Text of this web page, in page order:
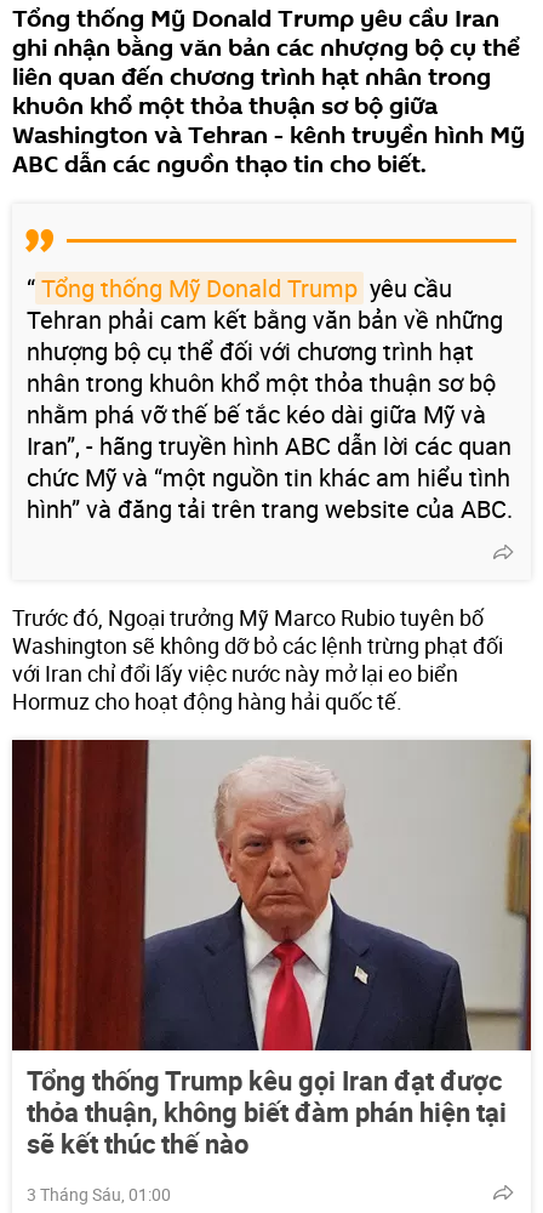
Tổng thống Mỹ Donald Trump yêu cầu Iran
ghi nhận bằng văn bản các nhượng bộ cụ thể
liên quan đến chương trình hạt nhân trong
khuôn khổ một thỏa thuận sơ bộ giữa
Washington và Tehran - kênh truyền hình Mỹ
ABC dẫn các nguồn thạo tin cho biết.
“Tổng thống Mỹ Donald Trump yêu cầu
Tehran phải cam kết bằng văn bản về những
nhượng bộ cụ thể đối với chương trình hạt
nhân trong khuôn khổ một thỏa thuận sơ bộ
nhằm phá vỡ thế bế tắc kéo dài giữa Mỹ và
Iran”, - hãng truyền hình ABC dẫn lời các quan
chức Mỹ và “một nguồn tin khác am hiểu tình
hình” và đăng tải trên trang website của ABC.
Trước đó, Ngoại trưởng Mỹ Marco Rubio tuyên bố
Washington sẽ không dỡ bỏ các lệnh trừng phạt đối
với Iran chỉ đổi lấy việc nước này mở lại eo biển
Hormuz cho hoạt động hàng hải quốc tế.
Tổng thống Trump kêu gọi Iran đạt được
thỏa thuận, không biết đàm phán hiện tại
sẽ kết thúc thế nào
3 Tháng Sáu, 01:00